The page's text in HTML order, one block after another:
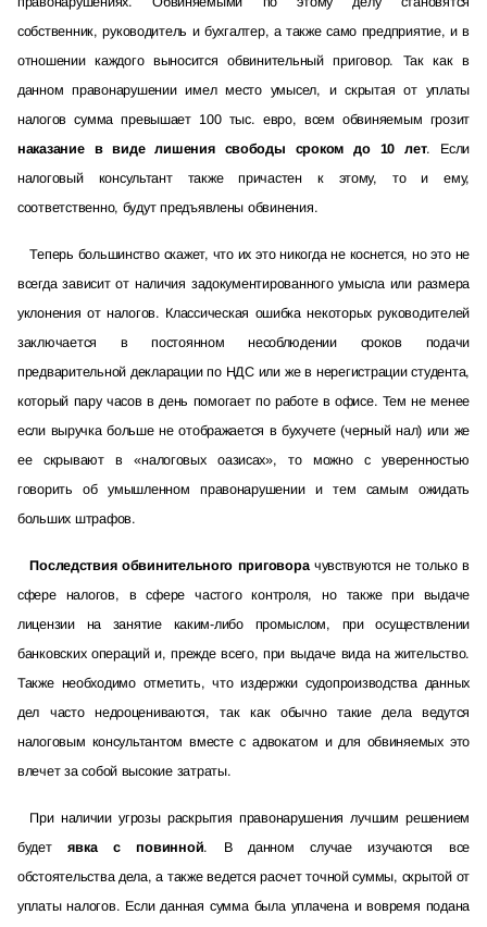
собственник, руководитель и бухгалтер, а также само предприятие, и в
отношении каждого выносится обвинительный приговор. Так как в
данном правонарушении имел место умысел, и скрытая от уплаты
налогов сумма превышает 100 тыс. евро, всем обвиняемым грозит
наказание в виде лишения свободы сроком до 10 лет. Если
налоговый консультант также причастен к этому, то и ему,
соответственно, будут предъявлены обвинения.
Теперь большинство скажет, что их это никогда не коснется, но это не
всегда зависит от наличия задокументированного умысла или размера
уклонения от налогов. Классическая ошибка некоторых руководителей
заключается в постоянном несоблюдении сроков подачи
предварительной декларации по НДС или же в нерегистрации студента,
который пару часов в день помогает по работе в офисе. Тем не менее
если выручка больше не отображается в бухучете (черный нал) или же
ее скрывают в «налоговых оазисах», то можно с уверенностью
говорить об умышленном правонарушении и тем самым ожидать
больших штрафов.
Последствия обвинительного приговора чувствуются не только в
сфере налогов, в сфере частого контроля, но также при выдаче
лицензии на занятие каким-либо промыслом, при осуществлении
банковских операций и, прежде всего, при выдаче вида на жительство.
Также необходимо отметить, что издержки судопроизводства данных
дел часто недооцениваются, так как обычно такие дела ведутся
налоговым консультантом вместе с адвокатом и для обвиняемых это
влечет за собой высокие затраты.
При наличии угрозы раскрытия правонарушения лучшим решением
будетявка с повинной. В данном случае изучаются все
обстоятельства дела, а также ведется расчет точной суммы, скрытой от
уплаты налогов. Если данная сумма была уплачена и вовремя подана